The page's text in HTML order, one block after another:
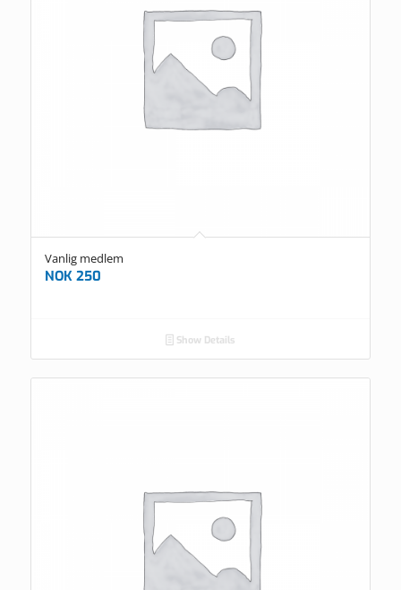
Vanlig medlem
NOK250
Show Details